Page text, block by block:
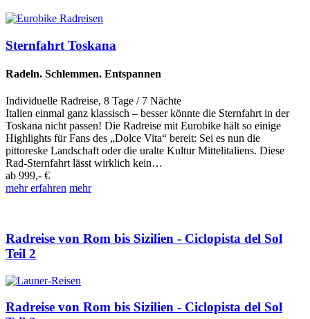
Sternfahrt Toskana
Radeln. Schlemmen. Entspannen
Individuelle Radreise, 8 Tage / 7 Nächte
Italien einmal ganz klassisch – besser könnte die Sternfahrt in der
Toskana nicht passen! Die Radreise mit Eurobike hält so einige
Highlights für Fans des „Dolce Vita“ bereit: Sei es nun die
pittoreske Landschaft oder die uralte Kultur Mittelitaliens. Diese
Rad-Sternfahrt lässt wirklich kein…
ab 999,- €
mehr erfahren mehr
Radreise von Rom bis Sizilien - Ciclopista del Sol
Teil 2
Radreise von Rom bis Sizilien - Ciclopista del Sol